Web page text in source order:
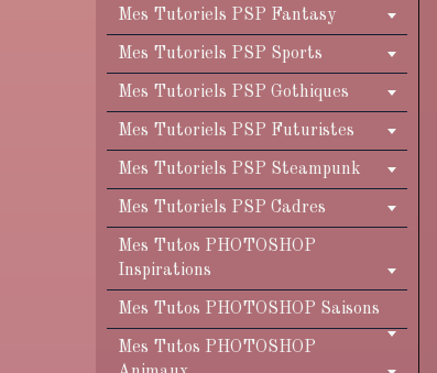
Mes Tutoriels PSP Fantasy
Mes Tutoriels PSP Sports
Mes Tutoriels PSP Gothiques
Mes Tutoriels PSP Futuristes
Mes Tutoriels PSP Steampunk
Mes Tutoriels PSP Cadres
Mes Tutos PHOTOSHOP
Inspirations
Mes Tutos PHOTOSHOP Saisons
Mes Tutos PHOTOSHOP